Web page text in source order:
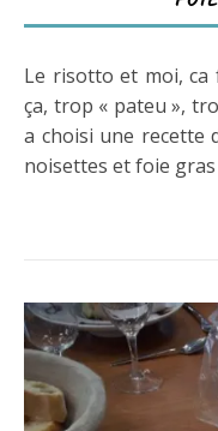
Le risotto et moi, ca fait deux! Je n’aime pas vraiment
ça, trop « pateu »,
a choisi une recette
noisettes et foie gras